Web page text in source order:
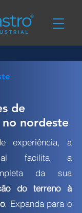
de
nordeste
experiência, a
facilita a
da sua
do terreno à
. Expanda para o